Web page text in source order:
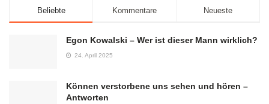
Beliebte Kommentare Neueste
Egon Kowalski – Wer ist dieser Mann wirklich?
24. April 2025
Können verstorbene uns sehen und hören –
Antworten